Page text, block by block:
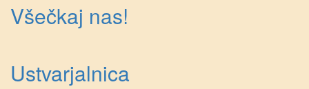
Všečkaj nas!
Ustvarjalnica